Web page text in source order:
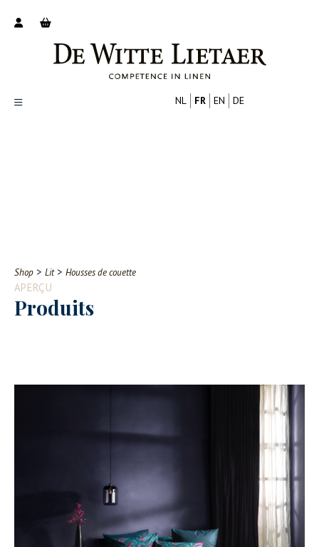
Contact
NL FR EN DE
Shop > Lit> Housses de couette
APERÇU
Produits